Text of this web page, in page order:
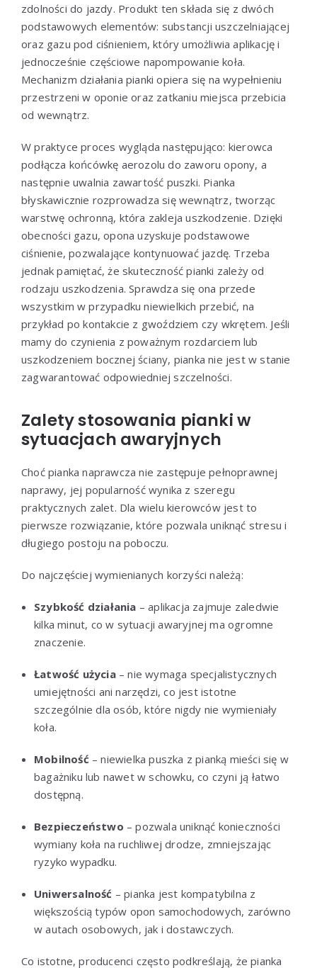
zdolności do jazdy. Produkt ten składa się z dwóch
podstawowych elementów: substancji uszczelniającej
oraz gazu pod ciśnieniem, który umożliwia aplikację i
jednocześnie częściowe napompowanie koła.
Mechanizm działania pianki opiera się na wypełnieniu
przestrzeni w oponie oraz zatkaniu miejsca przebicia
od wewnątrz.
W praktyce proces wygląda następująco: kierowca
podłącza końcówkę aerozolu do zaworu opony, a
następnie uwalnia zawartość puszki. Pianka
błyskawicznie rozprowadza się wewnątrz, tworząc
warstwę ochronną, która zakleja uszkodzenie. Dzięki
obecności gazu, opona uzyskuje podstawowe
ciśnienie, pozwalające kontynuować jazdę. Trzeba
jednak pamiętać, że skuteczność pianki zależy od
rodzaju uszkodzenia. Sprawdza się ona przede
wszystkim w przypadku niewielkich przebić, na
przykład po kontakcie z gwoździem czy wkrętem. Jeśli
mamy do czynienia z poważnym rozdarciem lub
uszkodzeniem bocznej ściany, pianka nie jest w stanie
zagwarantować odpowiedniej szczelności.
Zalety stosowania pianki w
sytuacjach awaryjnych
Choć pianka naprawcza nie zastępuje pełnoprawnej
naprawy, jej popularność wynika z szeregu
praktycznych zalet. Dla wielu kierowców jest to
pierwsze rozwiązanie, które pozwala uniknąć stresu i
długiego postoju na poboczu.
Do najczęściej wymienianych korzyści należą:
Szybkość działania – aplikacja zajmuje zaledwie
kilka minut, co w sytuacji awaryjnej ma ogromne
znaczenie.
Łatwość użycia– nie wymaga specjalistycznych
umiejętności ani narzędzi, co jest istotne
szczególnie dla osób, które nigdy nie wymieniały
koła.
Mobilność – niewielka puszka z pianką mieści się w
bagażniku lub nawet w schowku, co czyni ją łatwo
dostępną.
Bezpieczeństwo – pozwala uniknąć konieczności
wymiany koła na ruchliwej drodze, zmniejszając
ryzyko wypadku.
Uniwersalność – pianka jest kompatybilna z
większością typów opon samochodowych, zarówno
w autach osobowych, jak i dostawczych.
Co istotne, producenci często podkreślają, że pianka